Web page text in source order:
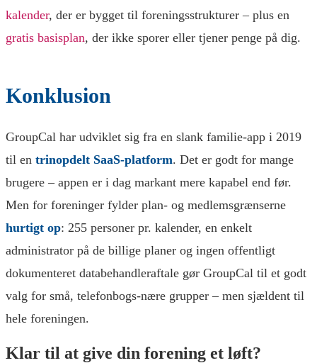
kalender, der er bygget til foreningsstrukturer – plus en
gratis basisplan, der ikke sporer eller tjener penge på dig.
Konklusion
GroupCal har udviklet sig fra en slank familie-app i 2019
til en trinopdelt SaaS-platform. Det er godt for mange
brugere – appen er i dag markant mere kapabel end før.
Men for foreninger fylder plan- og medlemsgrænserne
hurtigt op: 255 personer pr. kalender, en enkelt
administrator på de billige planer og ingen offentligt
dokumenteret databehandleraftale gør GroupCal til et godt
valg for små, telefonbogs-nære grupper – men sjældent til
hele foreningen.
Klar til at give din forening et løft?